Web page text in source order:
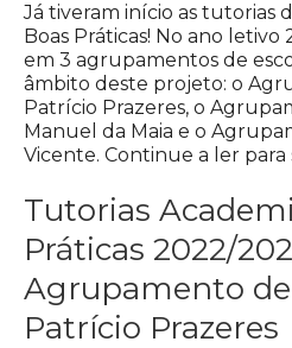
Já tiveram início as tutorias
Boas Práticas! No ano
em 3 agrupamentos de
âmbito deste projeto: o
Patrício Prazeres, o
Manuel da Maia e o
Vicente. Continue a ler
Tutorias
Práticas 2022/
Agrupamento de
Patrício Prazeres